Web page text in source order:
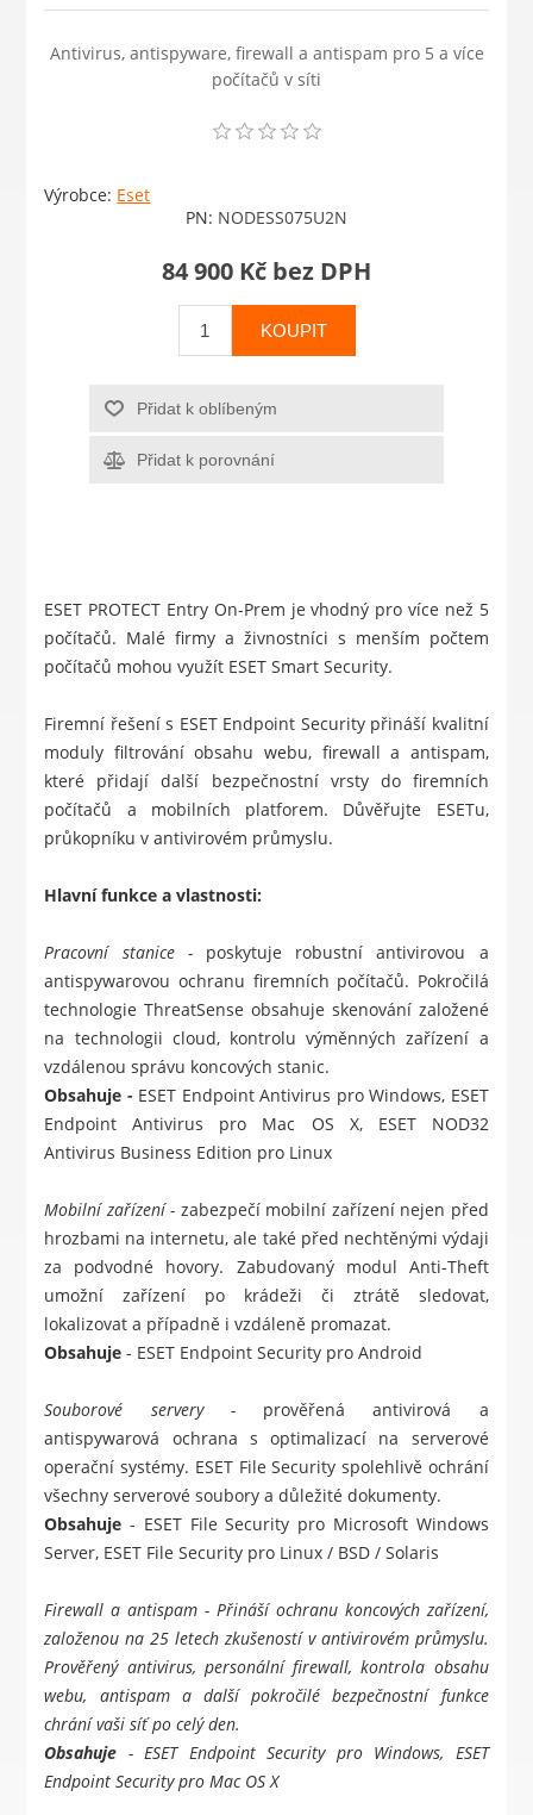
Antivirus, antispyware, firewall a antispam pro 5 a více
počítačů v síti
Výrobce: Eset
PN: NODESS075U2N
84 900 Kč bez DPH
KOUPIT
Přidat k oblíbeným
Přidat k porovnání
ESET PROTECT Entry On-Prem je vhodný pro více než 5
počítačů. Malé firmy a živnostníci s menším počtem
počítačů mohou využít ESET Smart Security.
Firemní řešení s ESET Endpoint Security přináší kvalitní
moduly filtrování obsahu webu, firewall a antispam,
které přidají další bezpečnostní vrsty do firemních
počítačů a mobilních platforem. Důvěřujte ESETu,
průkopníku v antivirovém průmyslu.
Hlavní funkce a vlastnosti:
Pracovní stanice - poskytuje robustní antivirovou a
antispywarovou ochranu firemních počítačů. Pokročilá
technologie ThreatSense obsahuje skenování založené
na technologii cloud, kontrolu výměnných zařízení a
vzdálenou správu koncových stanic.
Obsahuje - ESET Endpoint Antivirus pro Windows, ESET
Endpoint Antivirus pro Mac OS X, ESET NOD32
Antivirus Business Edition pro Linux
Mobilní zařízení - zabezpečí mobilní zařízení nejen před
hrozbami na internetu, ale také před nechtěnými výdaji
za podvodné hovory. Zabudovaný modul Anti-Theft
umožní zařízení po krádeži či ztrátě sledovat,
lokalizovat a případně i vzdáleně promazat.
Obsahuje - ESET Endpoint Security pro Android
Souborové servery - prověřená antivirová a
antispywarová ochrana s optimalizací na serverové
operační systémy. ESET File Security spolehlivě ochrání
všechny serverové soubory a důležité dokumenty.
Obsahuje - ESET File Security pro Microsoft Windows
Server, ESET File Security pro Linux / BSD / Solaris
Firewall a antispam - Přináší ochranu koncových zařízení,
založenou na 25 letech zkušeností v antivirovém průmyslu.
Prověřený antivirus, personální firewall, kontrola obsahu
webu, antispam a další pokročilé bezpečnostní funkce
chrání vaši síť po celý den.
Obsahuje -ESET Endpoint Security pro Windows, ESET
Endpoint Security pro Mac OS X